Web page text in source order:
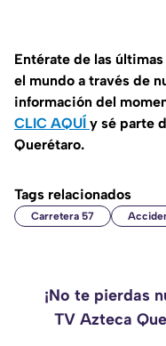
Entérate de las
el mundo a través de
información del
CLIC AQUÍ y sé parte
Querétaro.
Tags relacionados
Carretera 57
¡No te pierdas
TV Azteca